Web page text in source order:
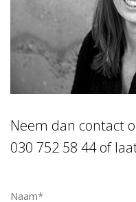
Neem dan contact
030 752 58 44 of